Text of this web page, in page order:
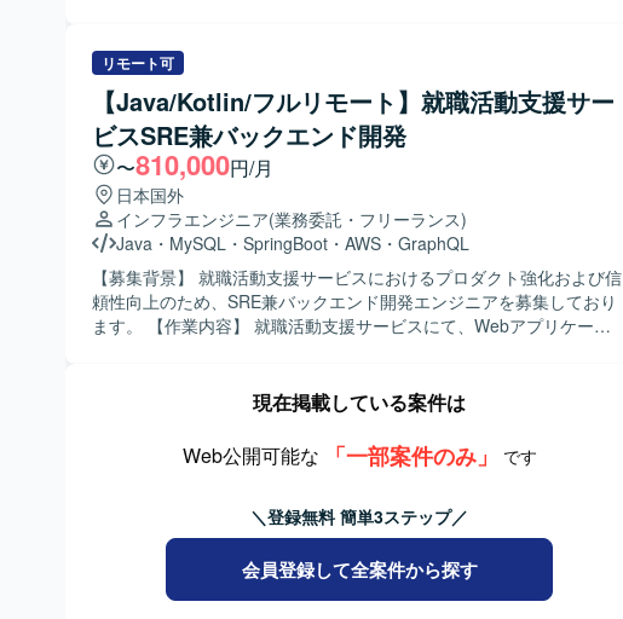
裁量を持ってご活躍いただけます。少人数のチームでプロダクト企
画、マーケティング、営業活動を同時並行で推進しながら、事業の勝
ちパターン構築に直接貢献できる点も魅力です。 【開発環境】 生成AI
およびAIエージェントを活用したソリューション開発環境を前提とし
て、エンジニアやデザイナーと連携しながらプロダクト開発を進めて
おります。
および推進をご担当いただきます。大手メガバンクの社内システムに
おいて、現状運用を行っているシステムの基盤改善を行います。ユー
ザーがAWSマネジメントコンソールにログインして作業を行う前提
で、AWSマネジメントコンソールへのログインが不正なログインでは
ないかを監査できる仕組みを構築します。CloudTrailがS3にログを出
力し、それをAthenaテーブルに格納し、EC2からのETL処理を実施し
てRedshiftへデータを格納し、Tableauで監査を行う一連の仕組みを設
計・実装・改善していただきます。 【求める人物像】 お客様の要望に
応じて様々な対応を行う必要があるため、受け身ではなく能動的かつ
積極的に動ける方を求めています。不明点は自身の言葉で咀嚼した上
で質問するなど、思考力や言語化が得意な方が望ましいです。また、
報連相などの基本的なコミュニケーションが適切に行える方を求めて
AWSデータ基盤の設計や運用スキルを高めていただけます。
CloudTrailやAthena、Redshift、Tableauなど複数のサービスを組み合
わせた監査基盤構築の経験を積むことができ、今後のキャリアにおい
ても汎用性の高い知見が得られます。 【開発環境】
リモート可
【Java/Kotlin/フルリモート】就職活動支援サー
ビスSRE兼バックエンド開発
〜810,000円/月
日本国外
インフラエンジニア(業務委託・フリーランス)
Java ・ MySQL ・ SpringBoot ・ AWS ・ GraphQL
【募集背景】 就職活動支援サービスにおけるプロダクト強化および信
頼性向上のため、SRE兼バックエンド開発エンジニアを募集しており
ます。 【作業内容】 就職活動支援サービスにて、Webアプリケーシ
の策定を行っていただきます。さらに、インフラ環境の構築・運用、
てご対応いただきます。 【求める人物像】 中長期の視野を持ち、仕組
みで課題解決を図る思考をお持ちの方を求めております。個人よりも
的にプロジェクトを推進できる方、事業会社人格で動ける方を歓迎い
たします。 【ポジションの魅力】 SREとバックエンド開発の両面から
プロダクト全体に関与でき、技術選定やガイドライン策定など上流か
らサービス運用まで幅広い領域に裁量を持って携わることができま
現在掲載している案件は
Web公開可能な
「一部案件のみ」 です
＼登録無料 簡単3ステップ／
会員登録して全案件から探す